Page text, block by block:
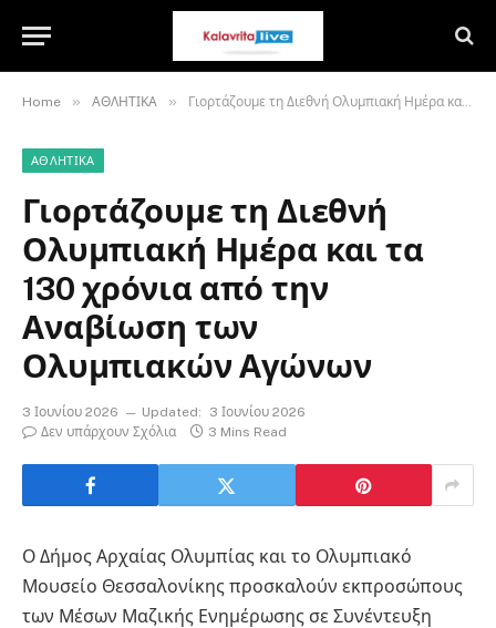
Home » ΑΘΛΗΤΙΚΑ » Γιορτάζουμε τη Διεθνή Ολυμπιακή Ημέρα και τα 130 χρόνια από την Αναβίωση των Ολυμπιακών Αγώνων
ΑΘΛΗΤΙΚΑ
Γιορτάζουμε τη Διεθνή
Ολυμπιακή Ημέρα και τα
130 χρόνια από την
Αναβίωση των
Ολυμπιακών Αγώνων
3 Ιουνίου 2026 Updated:
3 Ιουνίου 2026
Δεν υπάρχουν Σχόλια
3 Mins Read
Ο Δήμος Αρχαίας Ολυμπίας και το Ολυμπιακό
Μουσείο Θεσσαλονίκης προσκαλούν εκπροσώπους
των Μέσων Μαζικής Ενημέρωσης σε Συνέντευξη